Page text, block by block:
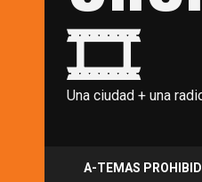
🎞
Una ciudad + una
A-TEMAS